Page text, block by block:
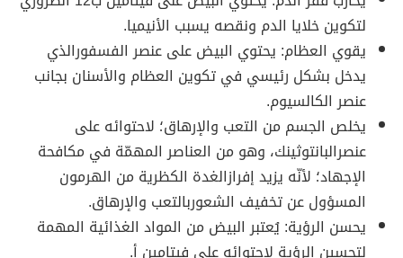
لتكوين خلايا الدم ونقصه يسبب الأنيميا.
يقوي العظام: يحتوي البيض على عنصر الفسفورالذي
يدخل بشكل رئيسي في تكوين العظام والأسنان بجانب
عنصر الكالسيوم.
يخلص الجسم من التعب والإرهاق؛ لاحتوائه على
عنصرالبانتوثينك، وهو من العناصر المهمّة في مكافحة
الإجهاد؛ لأنّه يزيد إفرازالغدة الكظرية من الهرمون
المسؤول عن تخفيف الشعوربالتعب والإرهاق.
يحسن الرؤية: يُعتبر البيض من المواد الغذائية المهمة
لتحسين الرؤية لاحتوائه على فيتامين أ.